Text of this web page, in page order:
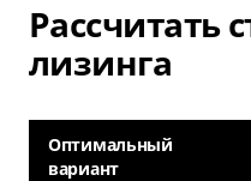
Рассчитать
лизинга
Оптимальный
вариант